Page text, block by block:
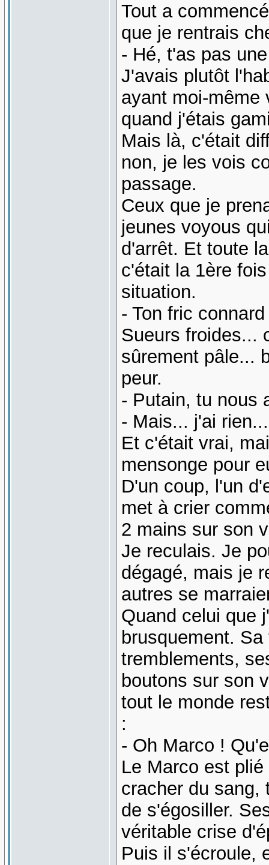
Tout a
que je rentrais
- Hé, t'as pas
J'avais plutôt
ayant moi-même
quand j'étais
Mais là, c'était
non, je les vois
passage.
Ceux que je
jeunes voyous
d'arrêt. Et toute
c'était la 1ère
situation.
- Ton fric
Sueurs froides...
sûrement pâle...
peur.
- Putain, tu nous
- Mais... j'ai rien...
Et c'était vrai,
mensonge pour
D'un coup, l'un
met à crier
2 mains sur son
Je reculais. Je
dégagé, mais je
autres se
Quand celui que
brusquement.
tremblements,
boutons sur son
tout le monde
:
- Oh Marco !
Le Marco est
cracher du sang,
de s'égosiller.
véritable crise
Puis il s'écroule,